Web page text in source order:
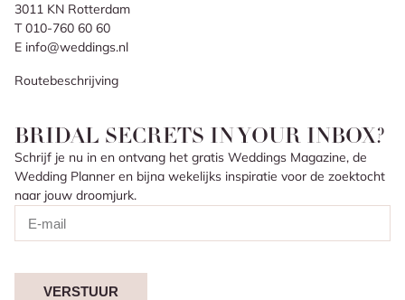
3011 KN Rotterdam
T 010-760 60 60
E info@weddings.nl
Routebeschrijving
BRIDAL SECRETS IN YOUR INBOX?
Schrijf je nu in en ontvang het gratis Weddings Magazine, de
Wedding Planner en bijna wekelijks inspiratie voor de zoektocht
naar jouw droomjurk.
VERSTUUR